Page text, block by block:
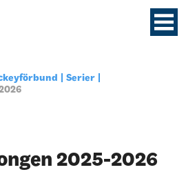
Serier
2025-2026